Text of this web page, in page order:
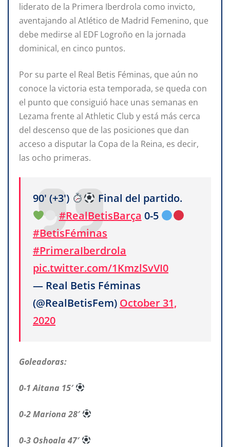
liderato de la Primera Iberdrola como invicto,
aventajando al Atlético de Madrid Femenino, que
debe medirse al EDF Logroño en la jornada
dominical, en cinco puntos.
Por su parte el Real Betis Féminas, que aún no
conoce la victoria esta temporada, se queda con
el punto que consiguió hace unas semanas en
Lezama frente al Athletic Club y está más cerca
del descenso que de las posiciones que dan
acceso a disputar la Copa de la Reina, es decir,
las ocho primeras.
90' (+3')
Final del partido.
#RealBetisBarça 0-5
#BetisFéminas
#PrimeraIberdrola
pic.twitter.com/1KmzlSvVI0
— Real Betis Féminas
(@RealBetisFem) October 31,
2020
Goleadoras:
0-1 Aitana 15′
0-2 Mariona 28′
0-3 Oshoala 47′